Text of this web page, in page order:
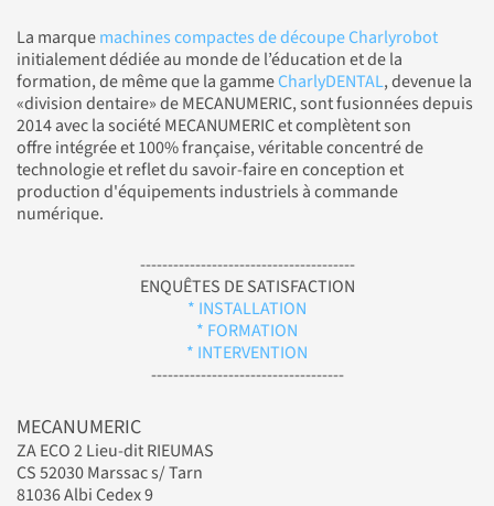
La marquemachines compactes de découpe Charlyrobot
initialement dédiée au monde de l’éducation et de la
formation, de même que la gammeCharlyDENTAL, devenue la
«division dentaire» de MECANUMERIC, sont fusionnées depuis
2014 avec la société MECANUMERIC et complètent son
offre intégrée et 100% française, véritable concentré de
technologie et reflet du savoir-faire en conception et
production d'équipements industriels à commande
numérique.
---------------------------------------
ENQUÊTES DE SATISFACTION
* INSTALLATION
* FORMATION
* INTERVENTION
-----------------------------------
MECANUMERIC
ZA ECO 2 Lieu-dit RIEUMAS
CS 52030 Marssac s/ Tarn
81036 Albi Cedex 9